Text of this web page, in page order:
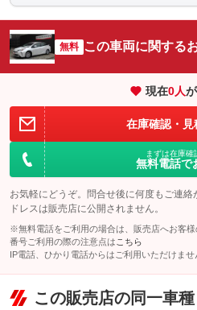
無料 この車両に関する
現在0人
在庫確認・
まずは在庫確
無料電話で
お気軽にどうぞ。問合せ後に何度もご連
ドレスは販売店に公開されません。
※無料電話をご利用の場合は、販売店へお客
番号ご利用の際の注意点は こちら
IP電話、ひかり電話からはご利用いただけませ
この販売店の同一車種